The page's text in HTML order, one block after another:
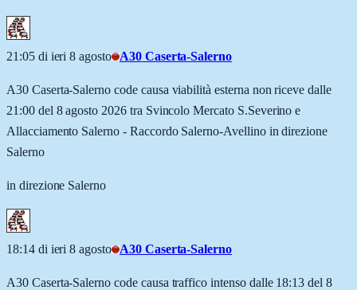
21:05 di ieri 8 agosto A30 Caserta-Salerno
A30 Caserta-Salerno code causa viabilità esterna non riceve dalle
21:00 del 8 agosto 2026 tra Svincolo Mercato S.Severino e
Allacciamento Salerno - Raccordo Salerno-Avellino in direzione
Salerno
in direzione Salerno
18:14 di ieri 8 agosto A30 Caserta-Salerno
A30 Caserta-Salerno code causa traffico intenso dalle 18:13 del 8